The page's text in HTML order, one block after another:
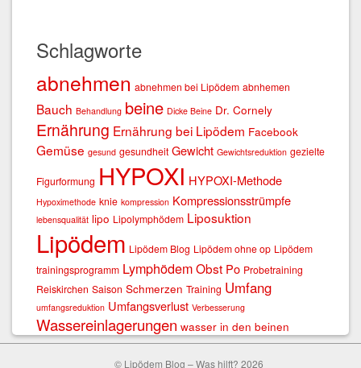
Schlagworte
abnehmen abnehmen bei Lipödem abnhemen
Bauch Behandlung beine Dicke Beine Dr. Cornely
Ernährung Ernährung bei Lipödem Facebook
Gemüse gesund gesundheit Gewicht Gewichtsreduktion gezielte
Figurformung HYPOXI HYPOXI-Methode
Hypoximethode knie kompression Kompressionsstrümpfe
lebensqualität lipo Lipolymphödem Liposuktion
Lipödem Lipödem Blog Lipödem ohne op Lipödem
trainingsprogramm LymphödemObst Po Probetraining
Reiskirchen Saison Schmerzen Training Umfang
umfangsreduktion Umfangsverlust Verbesserung
Wassereinlagerungen wasser in den beinen
© Lipödem Blog – Was hilft? 2026